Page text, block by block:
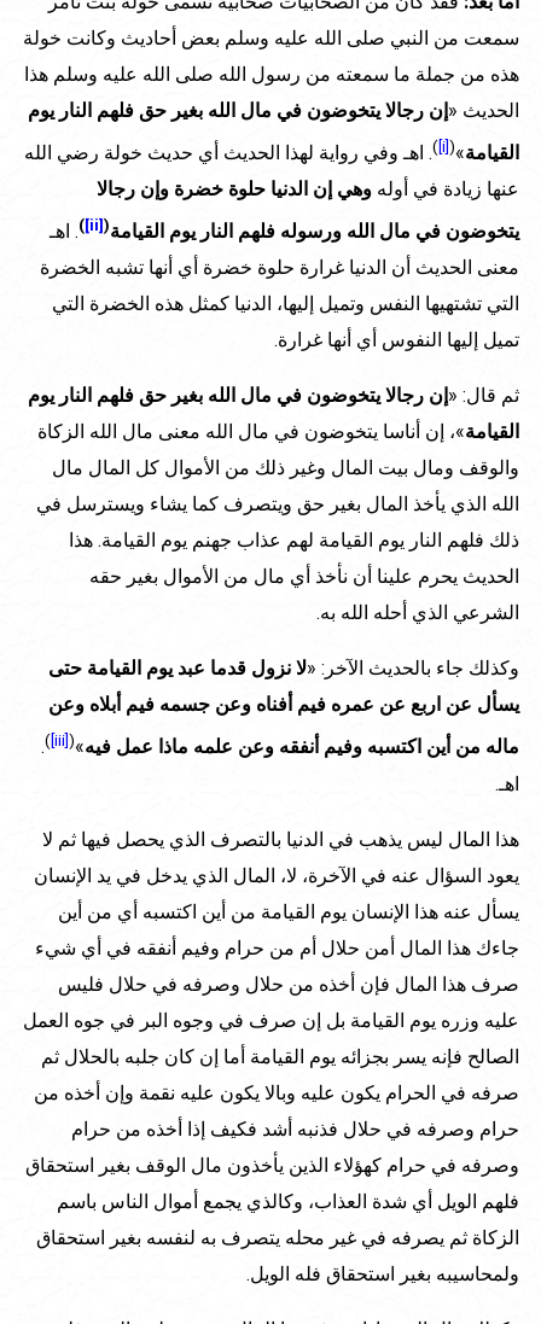
سمعت من النبي صلى الله عليه وسلم بعض أحاديث وكانت خولة
هذه من جملة ما سمعته من رسول الله صلى الله عليه وسلم هذا
الحديث «إن رجالا يتخوضون في مال الله بغير حق فلهم النار يوم
القيامة»
(
). اهـ وفي رواية لهذا الحديث أي حديث خولة رضي الله
عنها زيادة في أوله وهي إن الدنيا حلوة خضرة وإن رجالا
يتخوضون في مال الله ورسوله فلهم النار يوم القيامة(
[ii]
). اهـ
معنى الحديث أن الدنيا غرارة حلوة خضرة أي أنها تشبه الخضرة
التي تشتهيها النفس وتميل إليها، الدنيا كمثل هذه الخضرة التي
تميل إليها النفوس أي أنها غرارة.
ثم قال: «إن رجالا يتخوضون في مال الله بغير حق فلهم النار يوم
القيامة»، إن أناسا يتخوضون في مال الله معنى مال الله الزكاة
والوقف ومال بيت المال وغير ذلك من الأموال كل المال مال
الله الذي يأخذ المال بغير حق ويتصرف كما يشاء ويسترسل في
ذلك فلهم النار يوم القيامة لهم عذاب جهنم يوم القيامة. هذا
الحديث يحرم علينا أن نأخذ أي مال من الأموال بغير حقه
الشرعي الذي أحله الله به.
وكذلك جاء بالحديث الآخر: «لا نزول قدما عبد يوم القيامة حتى
يسأل عن اربع عن عمره فيم أفناه وعن جسمه فيم أبلاه وعن
ماله من أين اكتسبه وفيم أنفقه وعن علمه ماذا عمل فيه»
(
)
.
اهـ.
هذا المال ليس يذهب في الدنيا بالتصرف الذي يحصل فيها ثم لا
يعود السؤال عنه في الآخرة، لا، المال الذي يدخل في يد الإنسان
يسأل عنه هذا الإنسان يوم القيامة من أين اكتسبه أي من أين
جاءك هذا المال أمن حلال أم من حرام وفيم أنفقه في أي شيء
صرف هذا المال فإن أخذه من حلال وصرفه في حلال فليس
عليه وزره يوم القيامة بل إن صرف في وجوه البر في جوه العمل
الصالح فإنه يسر بجزائه يوم القيامة أما إن كان جلبه بالحلال ثم
صرفه في الحرام يكون عليه وبالا يكون عليه نقمة وإن أخذه من
حرام وصرفه في حلال فذنبه أشد فكيف إذا أخذه من حرام
وصرفه في حرام كهؤلاء الذين يأخذون مال الوقف بغير استحقاق
فلهم الويل أي شدة العذاب، وكالذي يجمع أموال الناس باسم
الزكاة ثم يصرفه في غير محله يتصرف به لنفسه بغير استحقاق
ولمحاسيبه بغير استحقاق فله الويل.